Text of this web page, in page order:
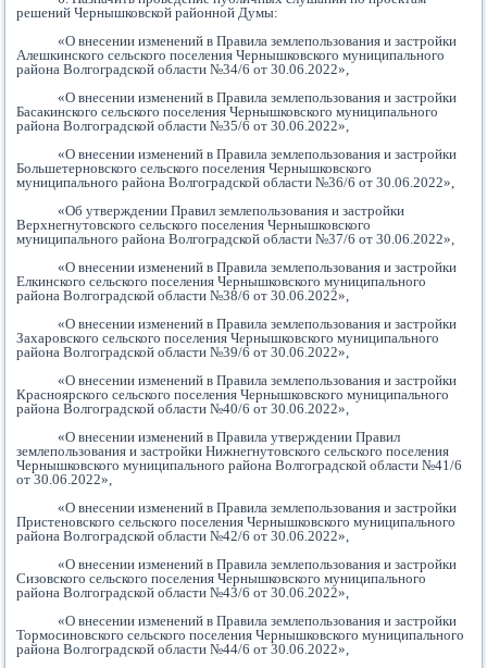
решений Чернышковской районной Думы:
«О внесении изменений в Правила землепользования и застройки
Алешкинского сельского поселения Чернышковского муниципального
района Волгоградской области №34/6 от 30.06.2022»,
«О внесении изменений в Правила землепользования и застройки
Басакинского сельского поселения Чернышковского муниципального
района Волгоградской области №35/6 от 30.06.2022»,
«О внесении изменений в Правила землепользования и застройки
Большетерновского сельского поселения Чернышковского
муниципального района Волгоградской области №36/6 от 30.06.2022»,
«Об утверждении Правил землепользования и застройки
Верхнегнутовского сельского поселения Чернышковского
муниципального района Волгоградской области №37/6 от 30.06.2022»,
«О внесении изменений в Правила землепользования и застройки
Елкинского сельского поселения Чернышковского муниципального
района Волгоградской области №38/6 от 30.06.2022»,
«О внесении изменений в Правила землепользования и застройки
Захаровского сельского поселения Чернышковского муниципального
района Волгоградской области №39/6 от 30.06.2022»,
«О внесении изменений в Правила землепользования и застройки
Красноярского сельского поселения Чернышковского муниципального
района Волгоградской области №40/6 от 30.06.2022»,
«О внесении изменений в Правила утверждении Правил
землепользования и застройки Нижнегнутовского сельского поселения
Чернышковского муниципального района Волгоградской области №41/6
от 30.06.2022»,
«О внесении изменений в Правила землепользования и застройки
Пристеновского сельского поселения Чернышковского муниципального
района Волгоградской области №42/6 от 30.06.2022»,
«О внесении изменений в Правила землепользования и застройки
Сизовского сельского поселения Чернышковского муниципального
района Волгоградской области №43/6 от 30.06.2022»,
«О внесении изменений в Правила землепользования и застройки
Тормосиновского сельского поселения Чернышковского муниципального
района Волгоградской области №44/6 от 30.06.2022»,